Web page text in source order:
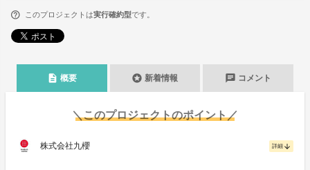
このプロジェクトは実行確約型です。
description 概要 stars 新着情報 chat コメント
＼このプロジェクトのポイント／
株式会社九櫻 詳細 arrow_downward